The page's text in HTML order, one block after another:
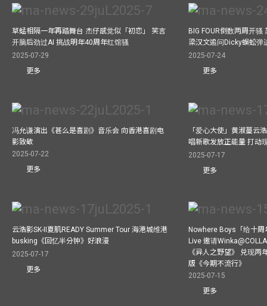
草蜢相隔一年再踏舞台 杰仔感觉似「初恋」 笑言
开脑后劲过AI 挑战明年40周年红馆骚
2025-07-29
更多
BIG FOUR倒数两周开
梁汉文追问Dicky蜈蚣弹
2025-07-24
更多
冯允谦演出《甚么是喜剧》音乐会 向香港喜剧电
影致敬
2025-07-22
更多
「爱心大使」黄淑蔓云
唱新歌发放正能量 打动
2025-07-17
更多
云浩影SK-II夏肌READY Summer Tour 海港城维港
busking《回忆半分钟》好浪漫
2025-07-17
更多
Nowhere Boys「给十
Live 邀请
《异人之野望》 兑现两
版《今期不流行》
2025-07-15
更多